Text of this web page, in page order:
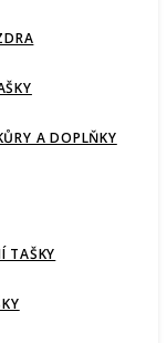
A DOPLŇKY
TAŠKY